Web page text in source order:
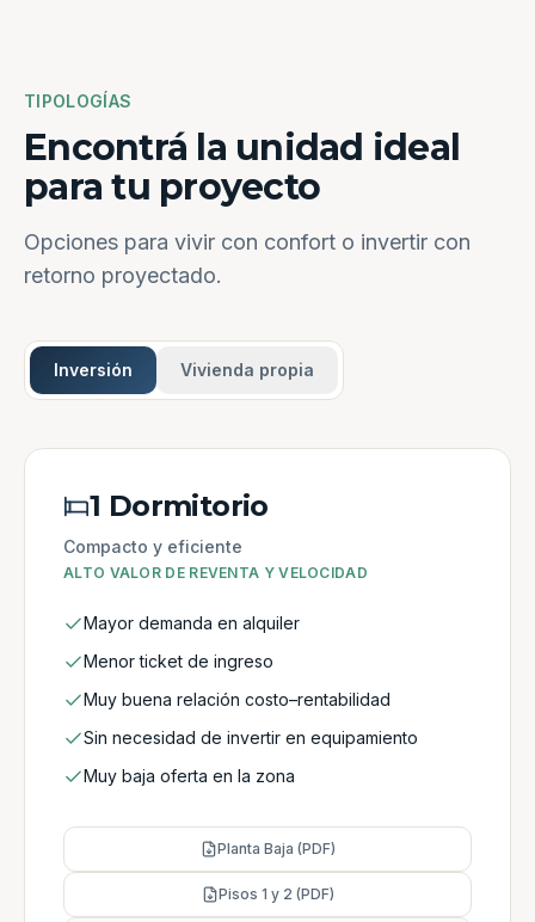
TIPOLOGÍAS
Encontrá la unidad ideal
para tu proyecto
Opciones para vivir con confort o invertir con
retorno proyectado.
Inversión Vivienda propia
1 Dormitorio
Compacto y eficiente
ALTO VALOR DE REVENTA Y VELOCIDAD
Mayor demanda en alquiler
Menor ticket de ingreso
Muy buena relación costo–rentabilidad
Sin necesidad de invertir en equipamiento
Muy baja oferta en la zona
Planta Baja (PDF)
Pisos 1 y 2 (PDF)